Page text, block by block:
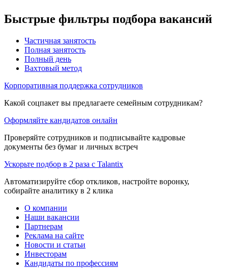
Быстрые фильтры подбора вакансий
Частичная занятость
Полная занятость
Полный день
Вахтовый метод
Корпоративная поддержка сотрудников
Какой соцпакет вы предлагаете семейным сотрудникам?
Оформляйте кандидатов онлайн
Проверяйте сотрудников и подписывайте кадровые
документы без бумаг и личных встреч
Ускорьте подбор в 2 раза с Talantix
Автоматизируйте сбор откликов, настройте воронку,
собирайте аналитику в 2 клика
О компании
Наши вакансии
Партнерам
Реклама на сайте
Новости и статьи
Инвесторам
Кандидаты по профессиям